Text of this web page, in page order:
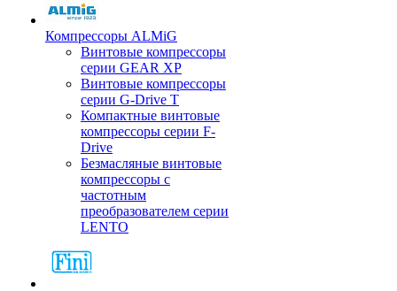
Компрессоры ALMiG
Винтовые компрессоры
серии GEAR XP
Винтовые компрессоры
серии G-Drive T
Компактные винтовые
компрессоры серии F-
Drive
Безмасляные винтовые
компрессоры с
частотным
преобразователем серии
LENTO